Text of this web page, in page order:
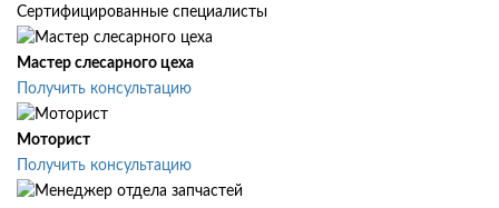
Сертифицированные специалисты
Мастер слесарного цеха
Получить консультацию
Моторист
Получить консультацию